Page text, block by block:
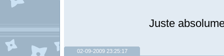
Juste
02-09-2009 23:25:17